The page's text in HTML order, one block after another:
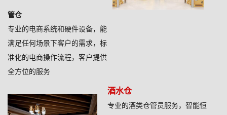
管仓
专业的电商系统和硬件设备，能
满足任何场景下客户的需求，标
准化的电商操作流程，客户提供
全方位的服务
酒水仓
专业的酒类仓管员服务，智能恒